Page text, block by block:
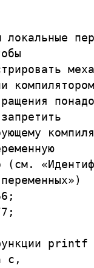
локальные
запретить
(см.
переменных»)
;
;
printf
с,